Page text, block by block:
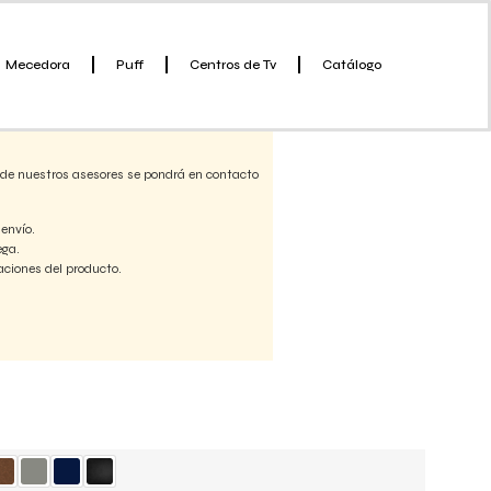
Mecedora Puff Centros de Tv Catálogo
nuestros asesores se pondrá en contacto
del producto.